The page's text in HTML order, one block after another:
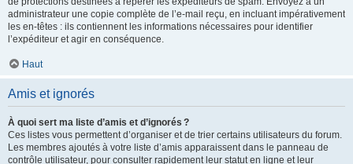
administrateur une copie complète de l’e-mail reçu, en incluant impérativement
les en-têtes : ils contiennent les informations nécessaires pour identifier
l’expéditeur et agir en conséquence.
Haut
Amis et ignorés
À quoi sert ma liste d’amis et d’ignorés ?
Ces listes vous permettent d’organiser et de trier certains utilisateurs du forum.
Les membres ajoutés à votre liste d’amis apparaissent dans le panneau de
contrôle utilisateur, pour consulter rapidement leur statut en ligne et leur